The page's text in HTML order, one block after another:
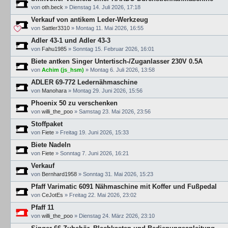
von oth.beck » Dienstag 14. Juli 2026, 17:18
Verkauf von antikem Leder-Werkzeug
von Sattler3310 » Montag 11. Mai 2026, 16:55
Adler 43-1 und Adler 43-3
von Fahu1985 » Sonntag 15. Februar 2026, 16:01
Biete antken Singer Untertisch-/Zuganlasser 230V 0.5A
von Achim (js_hsm) » Montag 6. Juli 2026, 13:58
ADLER 69-772 Ledernähmaschine
von Manohara » Montag 29. Juni 2026, 15:56
Phoenix 50 zu verschenken
von willi_the_poo » Samstag 23. Mai 2026, 23:56
Stoffpaket
von Fiete » Freitag 19. Juni 2026, 15:33
Biete Nadeln
von Fiete » Sonntag 7. Juni 2026, 16:21
Verkauf
von Bernhard1958 » Sonntag 31. Mai 2026, 15:23
Pfaff Varimatic 6091 Nähmaschine mit Koffer und Fußpedal
von CeJotEs » Freitag 22. Mai 2026, 23:02
Pfaff 11
von willi_the_poo » Dienstag 24. März 2026, 23:10